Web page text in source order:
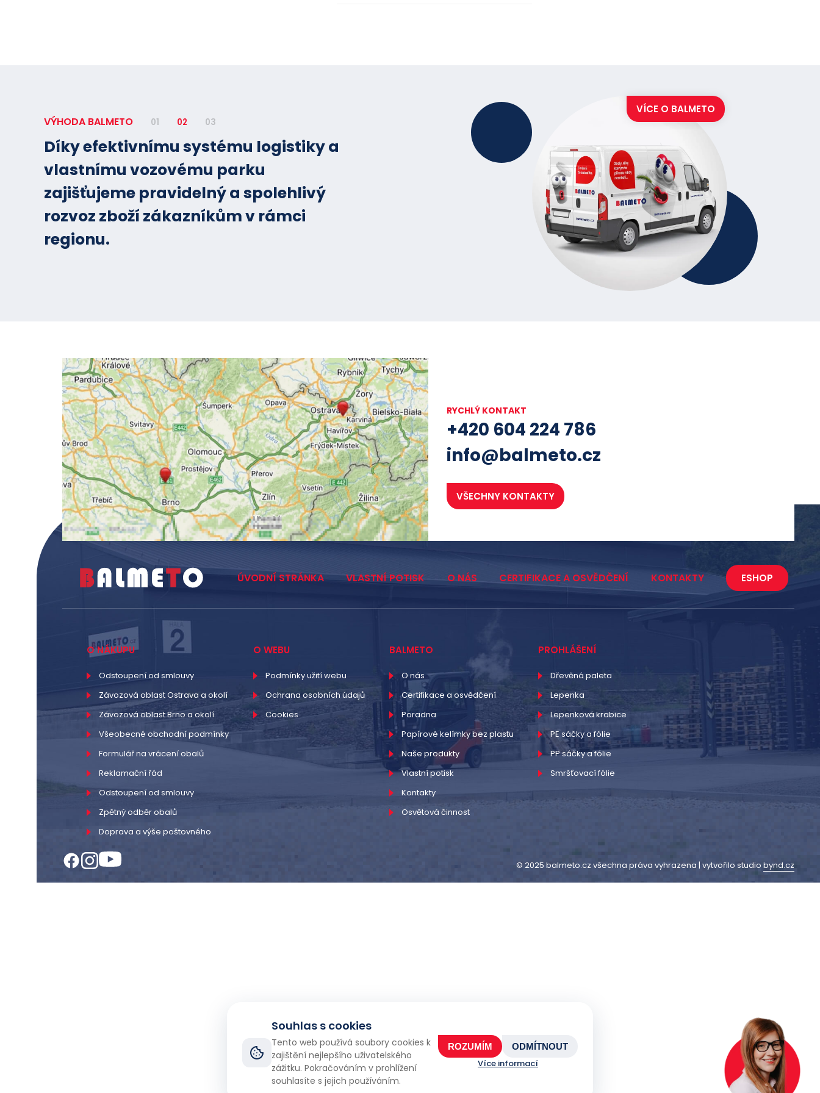
VÝHODA BALMETO 01 02 03
Díky efektivnímu systému logistiky a
vlastnímu vozovému parku
zajišťujeme pravidelný a spolehlivý
rozvoz zboží zákazníkům v rámci
regionu.
VÍCE O BALMETO
Souhlas s cookies
Tento web používá soubory cookies k
zajištění nejlepšího uživatelského
zážitku. Pokračováním v prohlížení
souhlasíte s jejich používáním.
ROZUMÍM ODMÍTNOUT
Více informací
RYCHLÝ KONTAKT
+420 604 224 786
info@balmeto.cz
VŠECHNY KONTAKTY
ÚVODNÍ STRÁNKA VLASTNÍ POTISK O NÁS CERTIFIKACE A OSVĚDČENÍ KONTAKTY ESHOP
O NÁKUPU
Odstoupení od smlouvy
Závozová oblast Ostrava a okolí
Závozová oblast Brno a okolí
Všeobecné obchodní podmínky
Formulář na vrácení obalů
Reklamační řád
Odstoupení od smlouvy
Zpětný odběr obalů
Doprava a výše poštovného
O WEBU
Podmínky užití webu
Ochrana osobních údajů
Cookies
BALMETO
O nás
Certifikace a osvědčení
Poradna
Papírové kelímky bez plastu
Naše produkty
Vlastní potisk
Kontakty
Osvětová činnost
PROHLÁŠENÍ
Dřevěná paleta
Lepenka
Lepenková krabice
PE sáčky a fólie
PP sáčky a fólie
Smršťovací fólie
© 2025 balmeto.cz všechna práva vyhrazena | vytvořilo studio bynd.cz